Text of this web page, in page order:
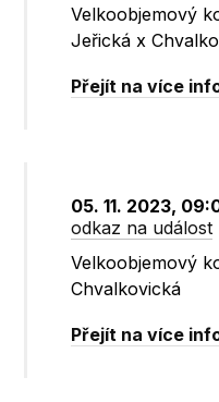
Velkoobjemový
Jeřická x
Přejít na více
05. 11. 2023,
odkaz na událost
Velkoobjemový
Chvalkovická
Přejít na více